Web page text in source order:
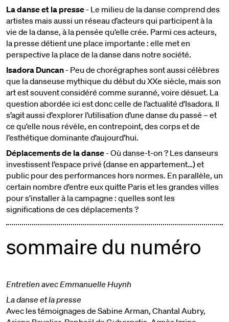
La danse et la presse- Le milieu de la danse comprend des
artistes mais aussi un réseau d’acteurs qui participent à la
vie de la danse, à la pensée qu’elle crée. Parmi ces acteurs,
la presse détient une place importante : elle met en
perspective la place de la danse dans notre société.
Isadora Duncan- Peu de chorégraphes sont aussi célèbres
que la danseuse mythique du début du XXe siècle, mais son
art est souvent considéré comme suranné, voire désuet. La
question abordée ici est donc celle de l’actualité d’Isadora. Il
s’agit aussi d’explorer l’utilisation d’une danse du passé – et
ce qu’elle nous révèle, en contrepoint, des corps et de
l’esthétique dominante d’aujourd’hui.
Déplacements de la danse- Où danse-t-on ? Les danseurs
investissent l’espace privé (danse en appartement…) et
public pour des performances hors normes. En parallèle, un
certain nombre d’entre eux quitte Paris et les grandes villes
pour s’installer à la campagne : quelles sont les
significations de ces déplacements ?
sommaire du numéro
Entretien avec Emmanuelle Huynh
La danse et la presse
Avec les témoignages de Sabine Arman, Chantal Aubry,